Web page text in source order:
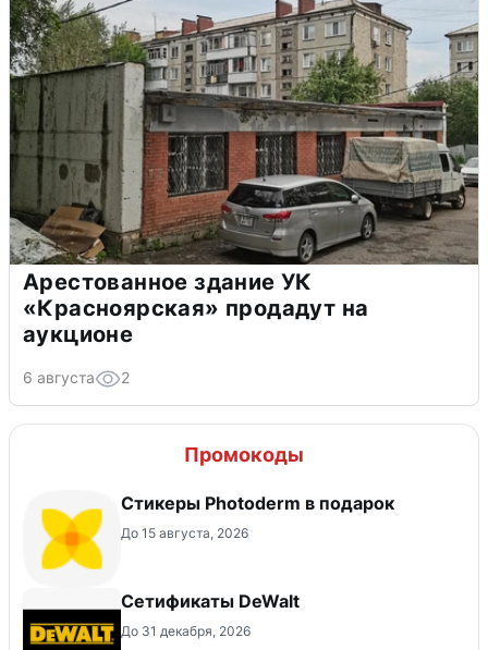
Арестованное здание УК
«Красноярская» продадут на
аукционе
6 августа 2
Промокоды
Стикеры Photoderm в подарок
До 15 августа, 2026
Сетификаты DeWalt
До 31 декабря, 2026